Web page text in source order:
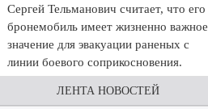
Сергей Тельманович считает, что его
бронемобиль имеет жизненно важное
значение для эвакуации раненых с
линии боевого соприкосновения.
ЛЕНТА НОВОСТЕЙ